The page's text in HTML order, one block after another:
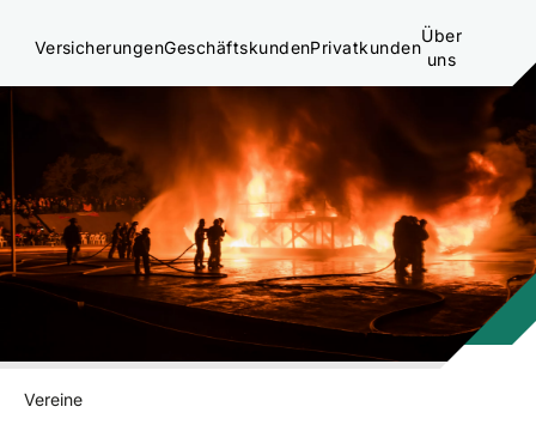
VersicherungenGeschäftskundenPrivatkunden
Über
uns
Vereine